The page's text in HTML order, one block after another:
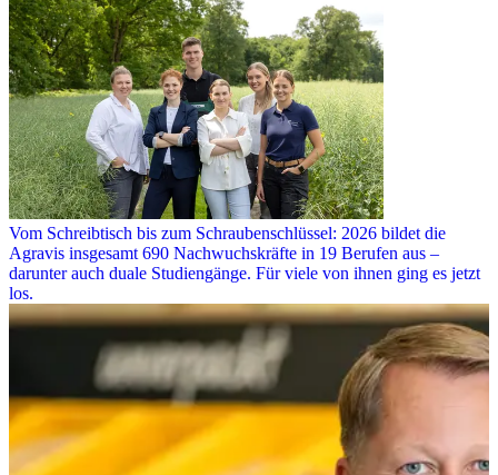
Vom Schreibtisch bis zum Schraubenschlüssel: 2026 bildet die
Agravis insgesamt 690 Nachwuchskräfte in 19 Berufen aus –
darunter auch duale Studiengänge. Für viele von ihnen ging es jetzt
los.